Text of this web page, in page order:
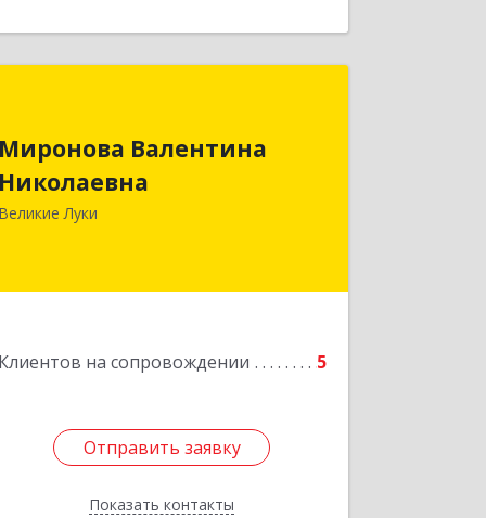
Миронова Валентина
Николаевна
Великие Луки
Клиентов на сопровождении 5
Отправить заявку
Показать контакты
Отправить заявку
Назад